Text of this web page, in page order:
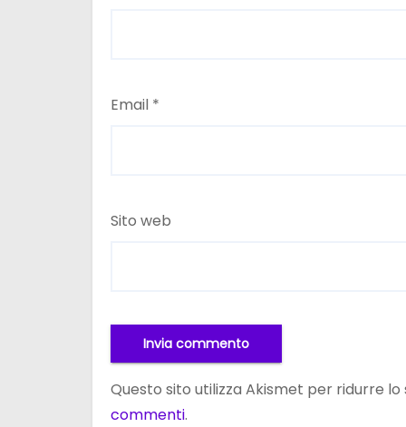
Email *
Sito web
Questo sito utilizza Akismet per ridurre lo
commenti.